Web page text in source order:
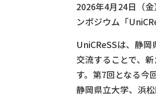
2026年4月24日（
ンポジウム「
UniCReSSは、静
交流することで、
す。第7回となる今
静岡県立大学、浜